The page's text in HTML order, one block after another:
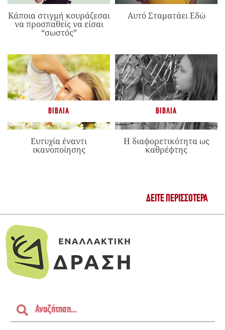
Κάποια στιγμή κουράζεσαι
να προσπαθείς να είσαι
“σωστός”
Αυτό Σταματάει Εδώ
ΒΙΒΛΊΑ
Ευτυχία έναντι
ικανοποίησης
ΒΙΒΛΊΑ
Η διαφορετικότητα ως
καθρέφτης
ΔΕΊΤΕ ΠΕΡΙΣΣΌΤΕΡΑ